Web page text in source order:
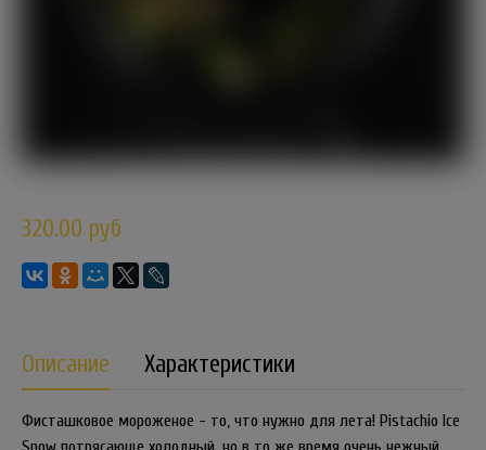
320.00 руб
Описание Характеристики
Фисташковое мороженое - то, что нужно для лета! Pistachio Ice